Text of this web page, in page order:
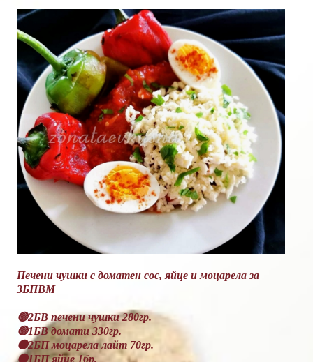
Печени чушки с доматен сос, яйце и моцарела за
3БПВМ
🟢2БВ печени чушки 280гр.
🟢1БВ домати 330гр.
🟠2БП моцарела лайт 70гр.
🟠1БП яйце 1бр.